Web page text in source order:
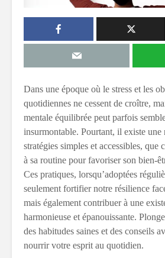
Dans une époque où le stress et les
quotidiennes ne cessent de croître,
mentale équilibrée peut parfois
insurmontable. Pourtant, il existe une
stratégies simples et accessibles, que
à sa routine pour favoriser son bien-
Ces pratiques, lorsqu’adoptées
seulement fortifier notre résilience
mais également contribuer à une
harmonieuse et épanouissante.
des habitudes saines et des conseils
nourrir votre esprit au quotidien.